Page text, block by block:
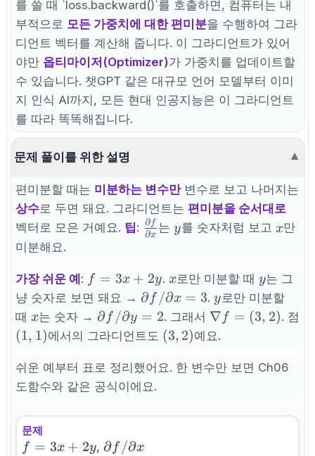
를 쓸 때 `loss.backward()`를 호출하면, 컴퓨터는 내
부적으로 모든 가중치에 대한 편미분을 수행하여 그라
디언트 벡터를 계산해 줍니다. 이 그라디언트가 있어
야만 옵티마이저(Optimizer)가 가중치를 업데이트할
수 있습니다. 챗GPT 같은 대규모 언어 모델부터 이미
지 인식 AI까지, 모든 현대 인공지능은 이 그라디언트
를 따라 똑똑해집니다.
문제 풀이를 위한 설명 ▼
편미분할 때는 미분하는 변수만변수로 보고 나머지는
상수로 두면 돼요. 그라디언트는 편미분을 순서대로
벡터로 모은 거예요. 팁: \frac{\partial
∂x
∂f 는y
y를 숫자처럼 보고 x
x만
미분해요.
가장 쉬운 예: f=3x+2y
f = 3x + 2y. x
x로만 미분할 때 y
y는 그
냥 숫자로 보면 돼요 → \partial
f/\partial
x = 3
∂ f /∂x = 3.y
y 로만 미분할
때x
x는 숫자 → \partial
f/\partial
∂ f /∂y = 2. 그래서 \nabla
f = (3,
∇ f = (3, 2). 점
(1,1)
(1, 1)에서의 그라디언트도 (3,2)
(3, 2)예요.
쉬운 예부터 표로 정리했어요. 한 변수만 보면 Ch06
도함수와 같은 공식이에요.
문제
f=3x+2y
f = 3x + 2y,\partial
∂ f /∂x